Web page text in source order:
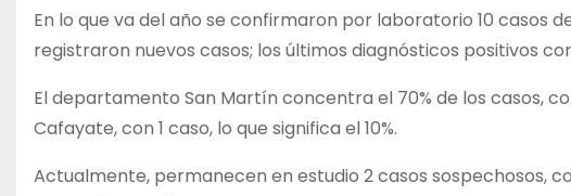
En lo que va del año se confirmaron por laboratorio 10 casos
registraron nuevos casos; los últimos diagnósticos positivos
El departamento San Martín concentra el 70% de los casos,
Cafayate, con 1 caso, lo que significa el 10%.
Actualmente, permanecen en estudio 2 casos sospechosos,